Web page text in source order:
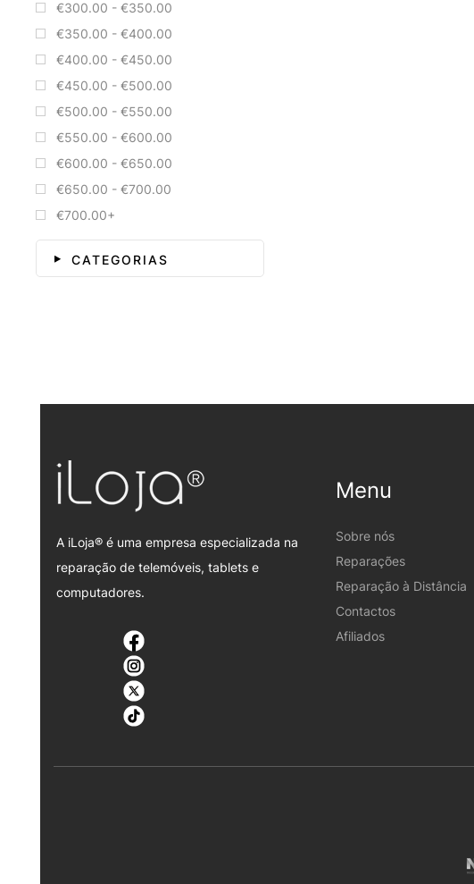
€300.00 - €350.00
€350.00 - €400.00
€400.00 - €450.00
€450.00 - €500.00
€500.00 - €550.00
€550.00 - €600.00
€600.00 - €650.00
€650.00 - €700.00
€700.00+
CATEGORIAS
A iLoja® é uma empresa especializada na
reparação de telemóveis, tablets e
computadores.
Menu
Sobre nós
Reparações
Reparação à Distância
Contactos
Afiliados